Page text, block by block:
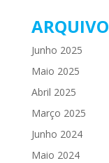
ARQUIVO
Junho 2025
Maio 2025
Abril 2025
Março 2025
Junho 2024
Maio 2024